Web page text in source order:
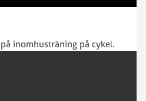
inomhusträning på cykel.